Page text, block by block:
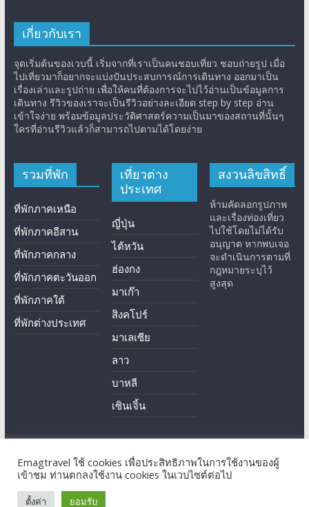
เกี่ยวกับเรา
จุดเริ่มต้นของเวบนี้ เริ่มจากที่เราเป็นคนชอบเที่ยว ชอบถ่ายรูป เมื่อ
ไปเที่ยวมาก็อยากจะแบ่งปันประสบการณ์การเดินทาง ออกมาเป็น
เรื่องเล่าและรูปถ่าย เพื่อให้คนที่ต้องการจะไปไว้อ่านเป็นข้อมูลการ
เดินทาง รีวิวของเราจะเป็นรีวิวอย่างละเอียด step by step อ่าน
เข้าใจง่าย พร้อมข้อมูลประวัติศาสตร์ความเป็นมาของสถานที่นั้นๆ
ใครที่อ่านรีวิวแล้วก็สามารถไปตามได้โดยง่าย
รวมที่พัก
ที่พักภาคเหนือ
ที่พักภาคอีสาน
ที่พักภาคกลาง
ที่พักภาคตะวันออก
ที่พักภาคใต้
ที่พักต่างประเทศ
เที่ยวต่าง
ประเทศ
ญี่ปุ่น
ไต้หวัน
ฮ่องกง
มาเก๊า
สิงคโปร์
มาเลเซีย
ลาว
บาหลี
เซินเจิ้น
สงวนลิขสิทธิ์
ห้ามคัดลอกรูปภาพ
และเรื่องท่องเที่ยว
ไปใช้โดยไม่ได้รับ
อนุญาต หากพบเจอ
จะดำเนินการตามที่
กฎหมายระบุไว้
สูงสุด
Copyright © 2026EmagTravel. All rights reserved.
Emagtravel ใช้ cookies เพื่อประสิทธิภาพในการใช้งานของผู้
เข้าชม ท่านตกลงใช้งาน cookies ในเวบไซต์ต่อไป
ตั้งค่า ยอมรับ